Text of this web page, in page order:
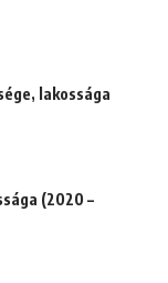
lakossága
(2020 –